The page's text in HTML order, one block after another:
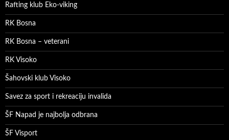
Rafting klub Eko-viking
RK Bosna
RK Bosna – veterani
RK Visoko
Šahovski klub Visoko
Savez za sport i rekreaciju invalida
ŠF Napad je najbolja odbrana
ŠF Visport